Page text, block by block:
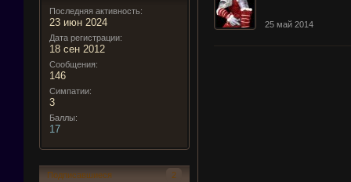
Последняя активность:
23 июн 2024
Дата регистрации:
18 сен 2012
Сообщения:
146
Симпатии:
3
Баллы:
17
Подписавшиеся 2
25 май 2014